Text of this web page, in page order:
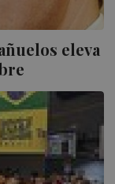
eleva